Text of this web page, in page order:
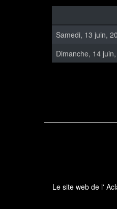
Samedi, 13 juin,
Dimanche, 14
Le site web de l'